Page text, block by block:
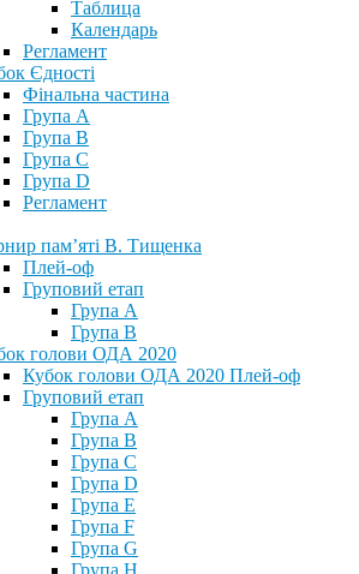
Таблица
Календарь
Регламент
Єдності
Фінальна частина
Група А
Група В
Група С
Група D
Регламент
пам’яті В. Тищенка
Плей-оф
Груповий етап
Група А
Група В
голови ОДА 2020
Кубок голови ОДА 2020 Плей-оф
Груповий етап
Група A
Група B
Група C
Група D
Група E
Група F
Група G
Група H